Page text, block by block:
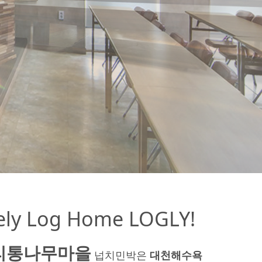
Log Home LOGLY!
통나무마을 넙치민박은 대천해수욕